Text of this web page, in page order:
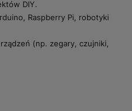
DIY.
Raspberry Pi, robotyki
(np. zegary, czujniki,